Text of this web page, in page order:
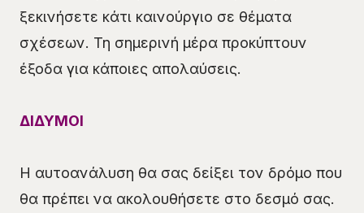
ξεκινήσετε κάτι καινούργιο σε θέματα
σχέσεων. Τη σημερινή μέρα προκύπτουν
έξοδα για κάποιες απολαύσεις.
ΔΙΔΥΜΟΙ
Η αυτοανάλυση θα σας δείξει τον δρόμο που
θα πρέπει να ακολουθήσετε στο δεσμό σας.